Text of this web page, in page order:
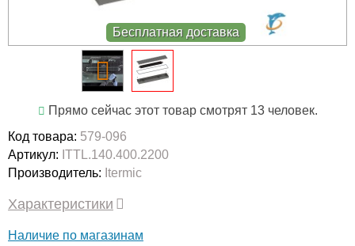
Бесплатная доставка
Прямо сейчас этот товар смотрят 13 человек.
Код товара: 579-096
Артикул: ITTL.140.400.2200
Производитель: Itermic
Характеристики
Наличие по магазинам